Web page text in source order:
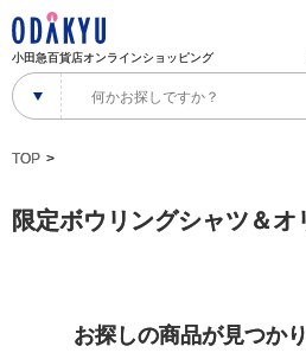
小田急百貨店オンラインショッピング
TOP
限定ボウリングシャツ＆オ
お探しの商品が見つか